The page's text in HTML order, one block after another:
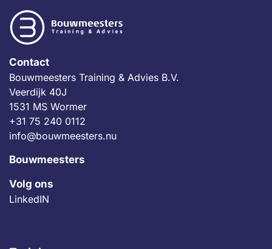
Contact
Bouwmeesters Training & Advies B.V.
Veerdijk 40J
1531 MS Wormer
+31 75 240 0112
info@bouwmeesters.nu
Bouwmeesters
Volg ons
LinkedIN